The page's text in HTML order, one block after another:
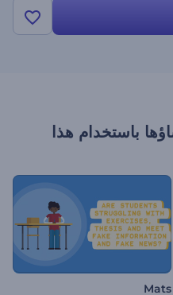
باستخدام هذا
Mats